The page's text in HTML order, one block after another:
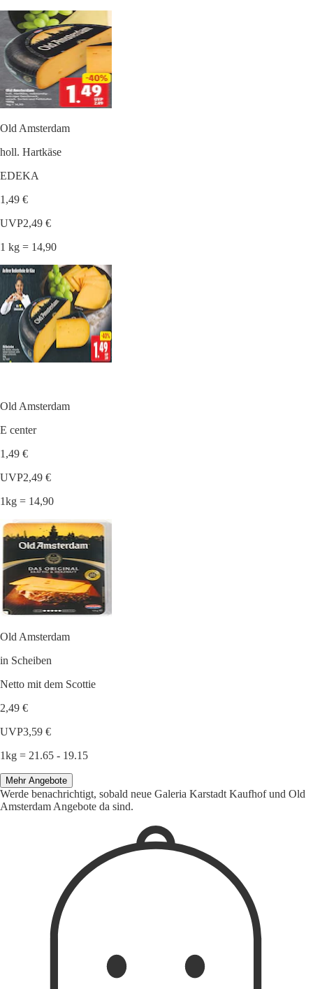
Old Amsterdam
holl. Hartkäse
EDEKA
1,49 €
UVP2,49 €
1 kg = 14,90
Old Amsterdam
E center
1,49 €
UVP2,49 €
1kg = 14,90
Old Amsterdam
in Scheiben
Netto mit dem Scottie
2,49 €
UVP3,59 €
1kg = 21.65 - 19.15
Mehr Angebote
Werde benachrichtigt, sobald neue Galeria Karstadt Kaufhof und Old
Amsterdam Angebote da sind.